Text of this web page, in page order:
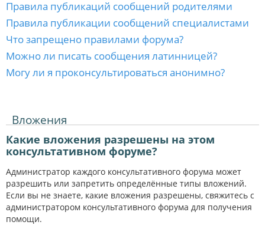
Правила публикаций сообщений родителями
Правила публикации сообщений специалистами
Что запрещено правилами форума?
Можно ли писать сообщения латинницей?
Могу ли я проконсультироваться анонимно?
Вложения
Какие вложения разрешены на этом
консультативном форуме?
Администратор каждого консультативного форума может
разрешить или запретить определённые типы вложений.
Если вы не знаете, какие вложения разрешены, свяжитесь с
администратором консультативного форума для получения
помощи.